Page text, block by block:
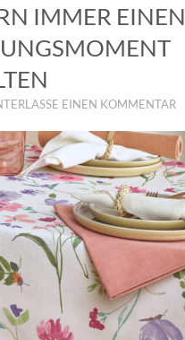
IMMER EINEN
EINEN KOMMENTAR